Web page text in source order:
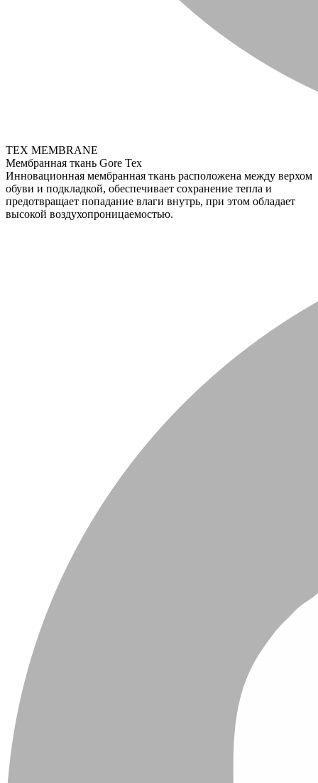
TEX MEMBRANE
Мембранная ткань Gore Tex
Инновационная мембранная ткань расположена между верхом
обуви и подкладкой, обеспечивает сохранение тепла и
предотвращает попадание влаги внутрь, при этом обладает
высокой воздухопроницаемостью.